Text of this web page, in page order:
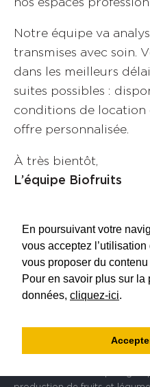
En poursuivant votre
vous acceptez
vous proposer du
Pour en savoir plus sur la
données, cliquez-ici.
nos espaces
Notre équipe va
transmises avec soin.
dans les meilleurs
suites possibles :
conditions de location
offre personnalisée.
À très bientôt,
L’équipe Biofruits
Implantée au coeur de la